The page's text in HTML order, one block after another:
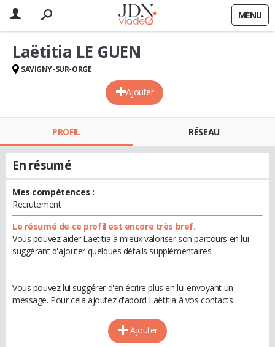
MENU
Ajouter
Laëtitia LE GUEN
SAVIGNY-SUR-ORGE
PROFIL RÉSEAU
En résumé
Mes compétences :
Recrutement
Le résumé de ce profil est encore très bref.
Vous pouvez aider Laëtitia à mieux valoriser son parcours en lui
suggérant d'ajouter quelques détails supplémentaires.
Vous pouvez lui suggérer d'en écrire plus en lui envoyant un
message. Pour cela ajoutez d'abord Laëtitia à vos contacts.
Ajouter